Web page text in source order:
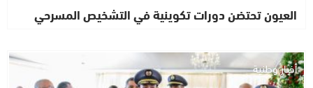
العيون تحتضن دورات تكوينية في التشخيص المسرحي
أخبار وطنية